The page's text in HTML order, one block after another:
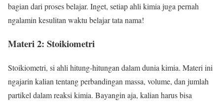
bagian dari proses belajar. Inget, setiap ahli kimia juga pernah
ngalamin kesulitan waktu belajar tata nama!
Materi 2: Stoikiometri
Stoikiometri, si ahli hitung-hitungan dalam dunia kimia. Materi ini
ngajarin kalian tentang perbandingan massa, volume, dan jumlah
partikel dalam reaksi kimia. Bayangin aja, kalian harus bisa